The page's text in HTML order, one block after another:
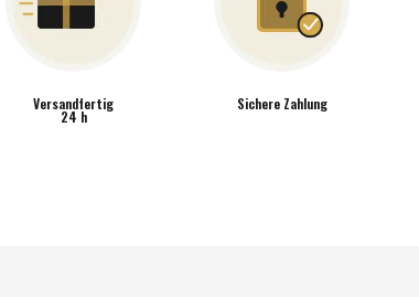
Versandfertig
24 h
Sichere Zahlung